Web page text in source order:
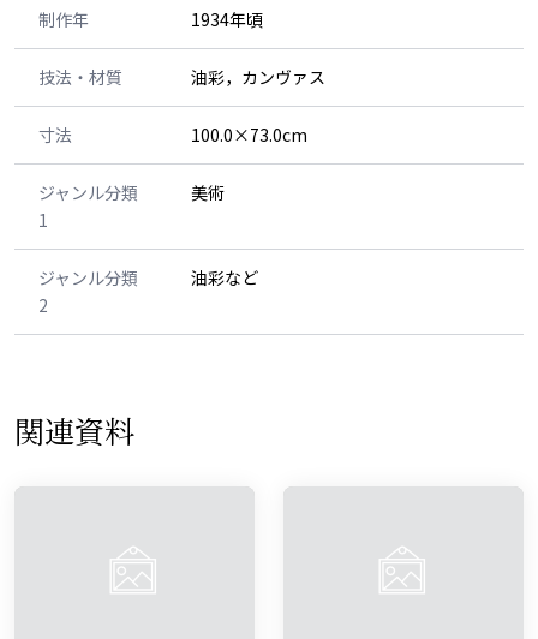
制作年 1934年頃
技法・材質 油彩，カンヴァス
寸法 100.0×73.0cm
ジャンル分類
1
美術
ジャンル分類
2
油彩など
関連資料